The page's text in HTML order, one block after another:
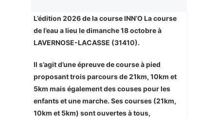
L’édition 2026 de la course INN’O La course
de l’eau a lieu le dimanche 18 octobre à
LAVERNOSE-LACASSE (31410).
Il s’agit d’une épreuve de course à pied
proposant trois parcours de 21km, 10km et
5km mais également des couses pour les
enfants et une marche. Ses courses (21km,
10km et 5km) sont ouvertes à tous,